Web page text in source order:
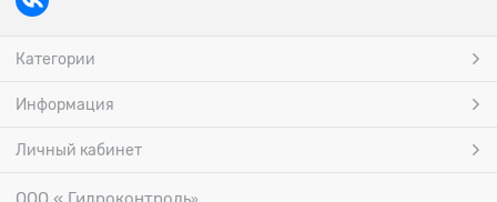
Категории
Информация
Личный кабинет